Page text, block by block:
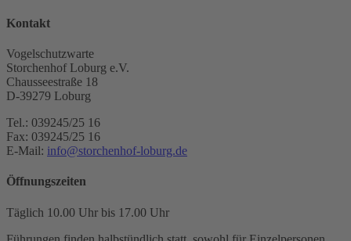
Kontakt
Vogelschutzwarte
Storchenhof Loburg e.V.
Chausseestraße 18
D-39279 Loburg
Tel.: 039245/25 16
Fax: 039245/25 16
E-Mail: info@storchenhof-loburg.de
Öffnungszeiten
Täglich 10.00 Uhr bis 17.00 Uhr